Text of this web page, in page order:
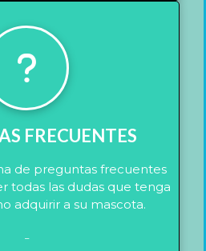
FRECUENTES
de preguntas frecuentes
todas las dudas que tenga
adquirir a su mascota.